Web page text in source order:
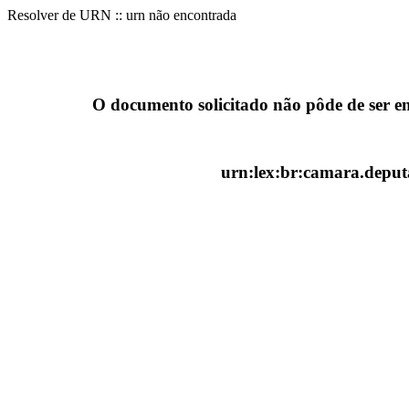
Resolver de URN :: urn não encontrada
O documento solicitado não pôde de ser